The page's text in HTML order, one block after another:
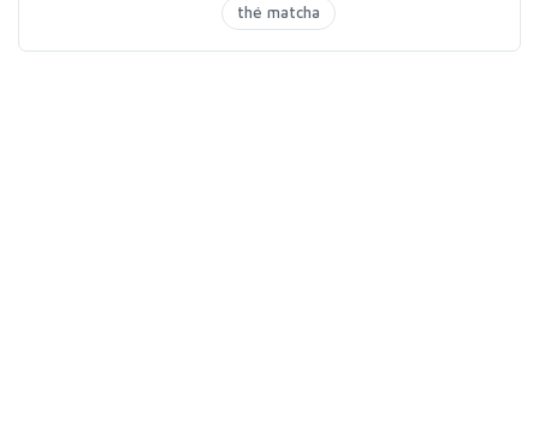
thé matcha